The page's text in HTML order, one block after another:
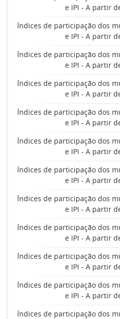
e IPI - A partir
Índices de participação dos
e IPI - A partir
Índices de participação dos
e IPI - A partir
Índices de participação dos
e IPI - A partir
Índices de participação dos
e IPI - A partir
Índices de participação dos
e IPI - A partir
Índices de participação dos
e IPI - A partir
Índices de participação dos
e IPI - A partir
Índices de participação dos
e IPI - A partir
Índices de participação dos
e IPI - A partir
Índices de participação dos
e IPI - A partir
Índices de participação dos